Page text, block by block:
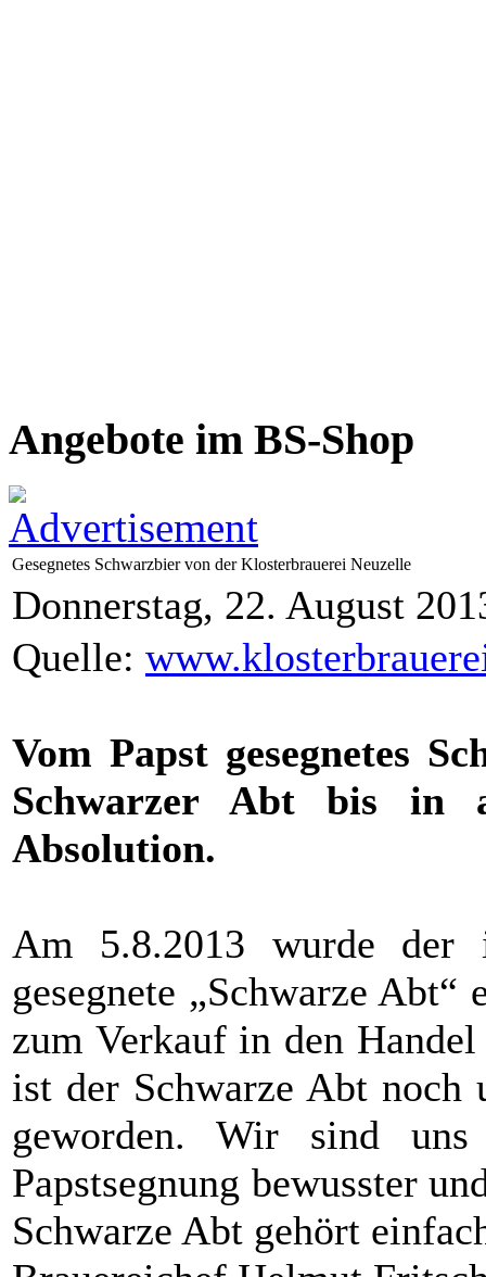
Angebote im BS-Shop
Gesegnetes Schwarzbier von der Klosterbrauerei Neuzelle
Donnerstag, 22. August
Quelle:
Vom Papst gesegnetes
Schwarzer Abt bis in
Absolution.
Am 5.8.2013 wurde der
gesegnete „Schwarze
zum Verkauf in den
ist der Schwarze Abt noch
geworden. Wir sind
Papstsegnung bewusster
Schwarze Abt gehört